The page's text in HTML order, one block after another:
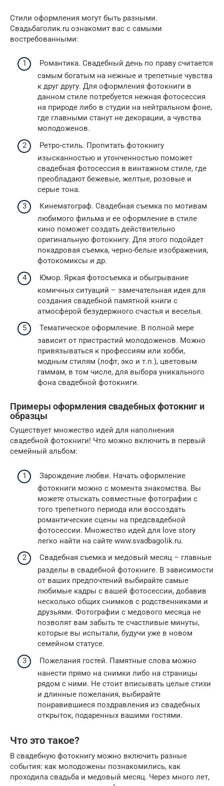
Стили оформления могут быть разными.
Свадьбаголик.ru ознакомит вас с самыми
востребованными:
Романтика. Свадебный день по праву считается
самым богатым на нежные и трепетные чувства
к друг другу. Для оформления фотокниги в
данном стиле потребуется нежная фотосессия
на природе либо в студии на нейтральном фоне,
где главными станут не декорации, а чувства
молодоженов.
Ретро-стиль. Пропитать фотокнигу
изысканностью и утонченностью поможет
свадебная фотосессия в винтажном стиле, где
преобладают бежевые, желтые, розовые и
серые тона.
Кинематограф. Свадебная съемка по мотивам
любимого фильма и ее оформление в стиле
кино поможет создать действительно
оригинальную фотокнигу. Для этого подойдет
покадровая съемка, черно-белые изображения,
фотокомиксы и др.
Юмор. Яркая фотосъемка и обыгрывание
комичных ситуаций – замечательная идея для
создания свадебной памятной книги с
атмосферой безудержного счастья и веселья.
Тематическое оформление. В полной мере
зависит от пристрастий молодоженов. Можно
привязываться к профессиям или хобби,
модным стилям (лофт, эко и т.п.), цветовым
гаммам, в том числе, для выбора уникального
фона свадебной фотокниги.
Примеры оформления свадебных фотокниг и
образцы
Существует множество идей для наполнения
свадебной фотокниги! Что можно включить в первый
семейный альбом:
Зарождение любви. Начать оформление
фотокниги можно с момента знакомства. Вы
можете отыскать совместные фотографии с
того трепетного периода или воссоздать
романтические сцены на предсвадебной
фотосессии. Множество идей для love story
легко найти на сайте www.svadbagolik.ru.
Свадебная съемка и медовый месяц – главные
разделы в свадебной фотокниге. В зависимости
от ваших предпочтений выбирайте самые
любимые кадры с вашей фотосессии, добавив
несколько общих снимков с родственниками и
друзьями. Фотографии с медового месяца не
позволят вам забыть те счастливые минуты,
которые вы испытали, будучи уже в новом
семейном статусе.
Пожелания гостей. Памятные слова можно
нанести прямо на снимки либо на страницы
рядом с ними. Не стоит вписывать целые стихи
и длинные пожелания, выбирайте
понравившиеся поздравления из свадебных
открыток, подаренных вашими гостями.
Что это такое?
В свадебную фотокнигу можно включить разные
события: как молодожены познакомились, как
проходила свадьба и медовый месяц. Через много лет,